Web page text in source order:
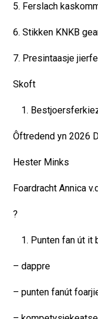
5. Ferslach
6. Stikken KNKB
7. Presintaasje
Skoft
Ôftredend yn 2026
Hester Minks
Foardracht Annica
?
Punten fan út it
– dappre
– punten fanút